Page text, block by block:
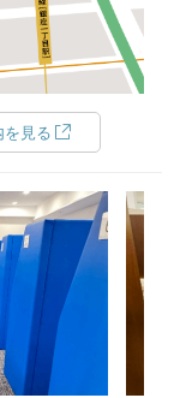
を見る